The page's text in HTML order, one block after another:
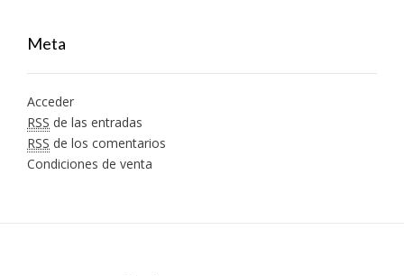
Meta
Acceder
RSS de las entradas
RSS de los comentarios
Condiciones de venta